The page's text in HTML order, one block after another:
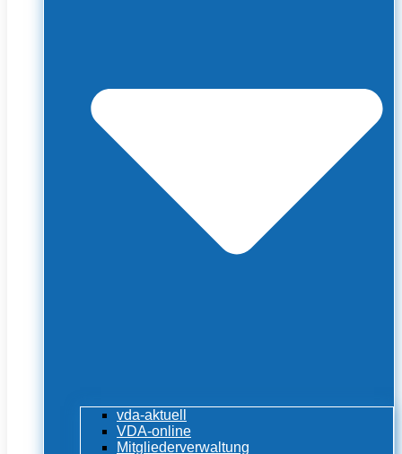
vda-aktuell
VDA-online
Mitgliederverwaltung